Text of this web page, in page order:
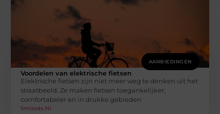
AANBIEDINGEN
Voordelen van elektrische fietsen
Elektrische fietsen zijn niet meer weg te denken uit het
straatbeeld. Ze maken fietsen toegankelijker,
comfortabeler en in drukke gebieden
Smoods.nl